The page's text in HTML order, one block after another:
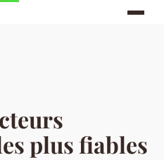
plus fiables